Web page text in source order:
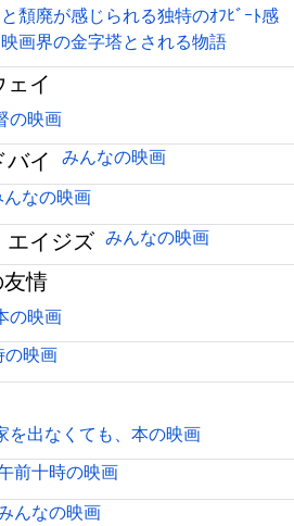
頽廃が感じられる独特のｵﾌﾋﾞｰﾄ感
映画界の金字塔とされる物語
ェイ
の映画
バイ みんなの映画
んなの映画
エイジズ みんなの映画
友情
の映画
の映画
を出なくても、本の映画
前十時の映画
んなの映画